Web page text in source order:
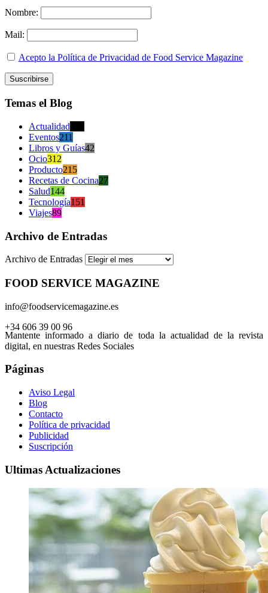
Nombre:
Mail:
Acepto la Política de Privacidad de Food Service Magazine
Temas el Blog
Actualidad
Eventos211
Libros y Guías42
Ocio312
Producto215
Recetas de Cocina27
Salud144
Tecnología151
Viajes89
Archivo de Entradas
Archivo de Entradas
FOOD SERVICE MAGAZINE
info@foodservicemagazine.es
+34 606 39 00 96
Mantente informado a diario de toda la actualidad de la revista
digital, en nuestras Redes Sociales
Páginas
Aviso Legal
Blog
Contacto
Política de privacidad
Publicidad
Suscripción
Ultimas Actualizaciones